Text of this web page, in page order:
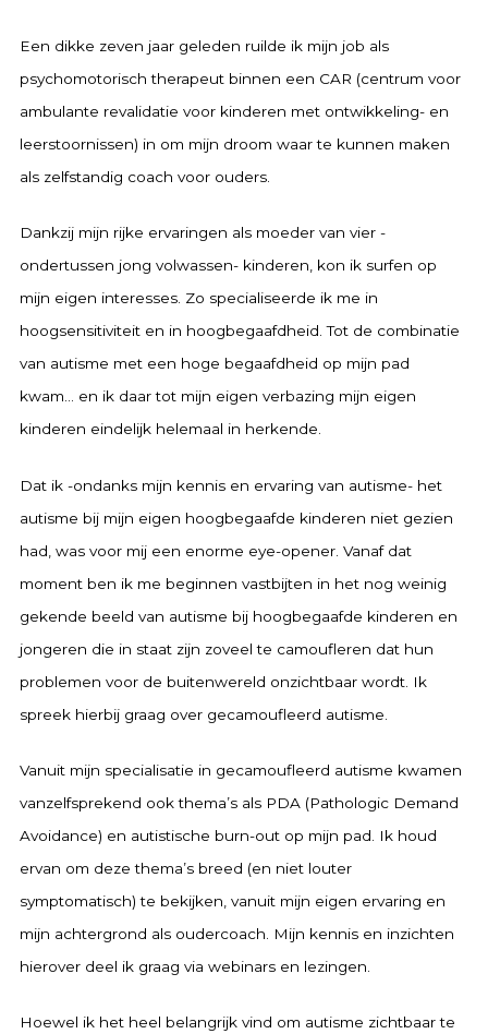
Een dikke zeven jaar geleden ruilde ik mijn job als
psychomotorisch therapeut binnen een CAR (centrum voor
ambulante revalidatie voor kinderen met ontwikkeling- en
leerstoornissen) in om mijn droom waar te kunnen maken
als zelfstandig coach voor ouders.
Dankzij mijn rijke ervaringen als moeder van vier -
ondertussen jong volwassen- kinderen, kon ik surfen op
mijn eigen interesses. Zo specialiseerde ik me in
hoogsensitiviteit en in hoogbegaafdheid. Tot de combinatie
van autisme met een hoge begaafdheid op mijn pad
kwam… en ik daar tot mijn eigen verbazing mijn eigen
kinderen eindelijk helemaal in herkende.
Dat ik -ondanks mijn kennis en ervaring van autisme- het
autisme bij mijn eigen hoogbegaafde kinderen niet gezien
had, was voor mij een enorme eye-opener. Vanaf dat
moment ben ik me beginnen vastbijten in het nog weinig
gekende beeld van autisme bij hoogbegaafde kinderen en
jongeren die in staat zijn zoveel te camoufleren dat hun
problemen voor de buitenwereld onzichtbaar wordt. Ik
spreek hierbij graag over gecamoufleerd autisme.
Vanuit mijn specialisatie in gecamoufleerd autisme kwamen
vanzelfsprekend ook thema’s als PDA (Pathologic Demand
Avoidance) en autistische burn-out op mijn pad. Ik houd
ervan om deze thema’s breed (en niet louter
symptomatisch) te bekijken, vanuit mijn eigen ervaring en
mijn achtergrond als oudercoach. Mijn kennis en inzichten
hierover deel ik graag via webinars en lezingen.
Hoewel ik het heel belangrijk vind om autisme zichtbaar te